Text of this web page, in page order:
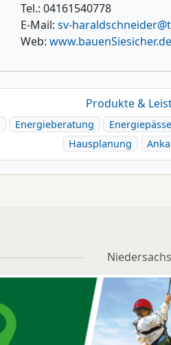
Tel.: 04161540778
E-Mail: sv-
Web: www.bauenSiesicher.de
Produkte &
Energieberatung Energiepässe
Hausplanung